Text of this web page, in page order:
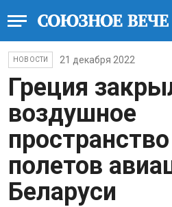
НОВОСТИ 21 декабря 2022
Греция
воздушное
полетов
Беларуси